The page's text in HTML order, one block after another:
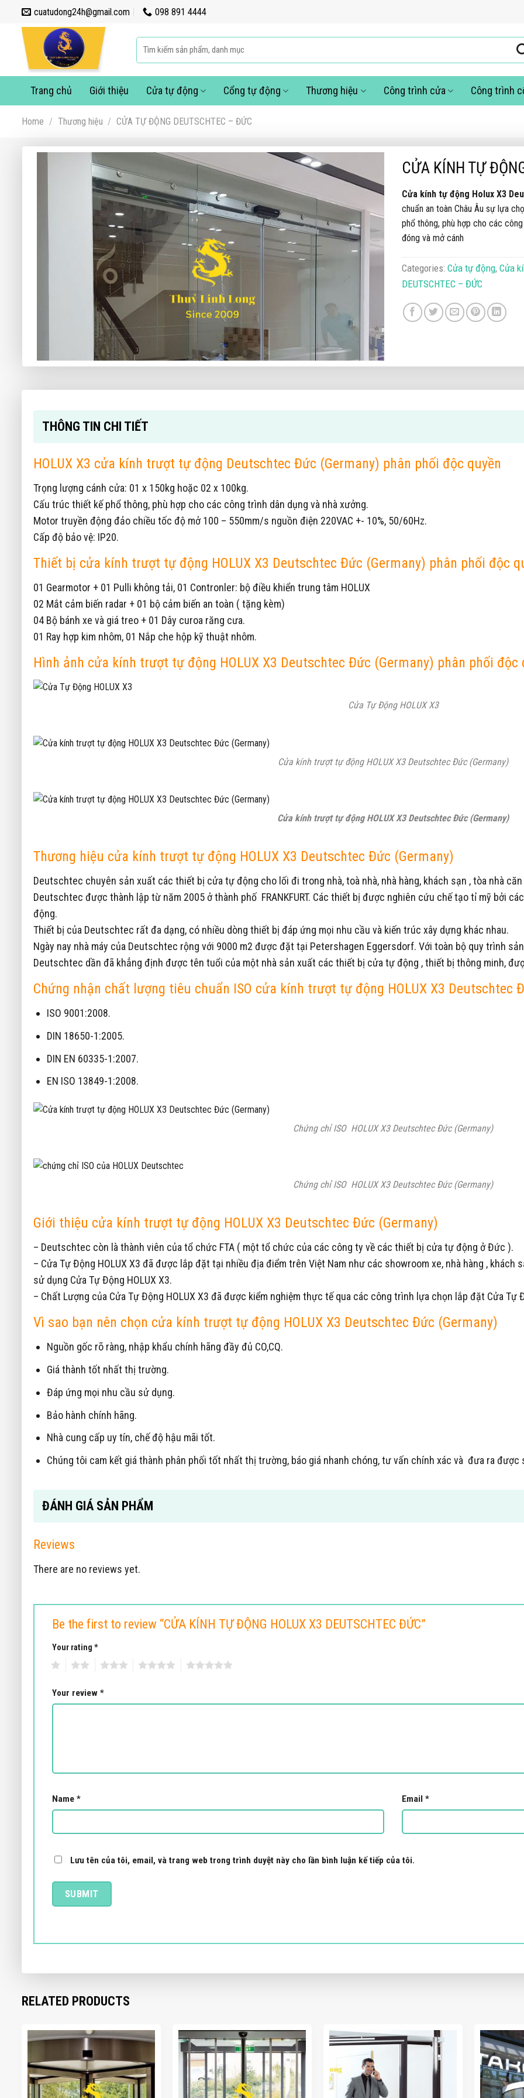
content
cuatudong24h@gmail.com 098 891 4444
Search
for:
Trang chủ Giới thiệu Cửa tự động Cổng tự động Thương hiệu Công trình cửa Công trình
Home / Thương hiệu / CỬA TỰ ĐỘNG DEUTSCHTEC – ĐỨC
CỬA KÍNH TỰ
Cửa kính tự động Holux X3
chuẩn an toàn Châu Âu sự lựa
phổ thông, phù hợp cho các
đóng và mở cánh
Categories: Cửa tự động, Cửa
DEUTSCHTEC – ĐỨC
THÔNG TIN CHI TIẾT
HOLUX X3 cửa kính trượt tự động Deutschtec Đức (Germany) phân phối độc quyền
Trọng lượng cánh cửa: 01 x 150kg hoặc 02 x 100kg.
Cấu trúc thiết kế phổ thông, phù hợp cho các công trình dân dụng và nhà xưởng.
Motor truyền động đảo chiều tốc độ mở 100 – 550mm/s nguồn điện 220VAC +- 10%, 50/60Hz.
Cấp độ bảo vệ: IP20.
Thiết bị cửa kính trượt tự động HOLUX X3 Deutschtec Đức (Germany) phân phối độc
01 Gearmotor + 01 Pulli không tải, 01 Contronler: bộ điều khiển trung tâm HOLUX
02 Mắt cảm biến radar + 01 bộ cảm biến an toàn ( tặng kèm)
04 Bộ bánh xe và giá treo + 01 Dây curoa răng cưa.
01 Ray hợp kim nhôm, 01 Nắp che hộp kỹ thuật nhôm.
Hình ảnh cửa kính trượt tự động HOLUX X3 Deutschtec Đức (Germany) phân phối độc
Cửa Tự Động HOLUX X3
Cửa kính trượt tự động HOLUX X3 Deutschtec Đức (Germany)
Cửa kính trượt tự động HOLUX X3 Deutschtec Đức (Germany)
Thương hiệu cửa kính trượt tự động HOLUX X3 Deutschtec Đức (Germany)
Deutschtec chuyên sản xuất các thiết bị cửa tự động cho lối đi trong nhà, toà nhà, nhà hàng, khách sạn , tòa nhà căn
Deutschtec được thành lập từ năm 2005 ở thành phố FRANKFURT. Các thiết bị được nghiên cứu chế tạo tỉ mỹ bởi
động.
Thiết bị của Deutschtec rất đa dạng, có nhiều dòng thiết bị đáp ứng mọi nhu cầu và kiến trúc xây dựng khác nhau.
Ngày nay nhà máy của Deutschtec rộng với 9000 m2 được đặt tại Petershagen Eggersdorf. Với toàn bộ quy trình
Deutschtec dần đã khẳng định được tên tuổi của một nhà sản xuất các thiết bị cửa tự động , thiết bị thông minh,
Chứng nhận chất lượng tiêu chuẩn ISO cửa kính trượt tự động HOLUX X3 Deutschtec
ISO 9001:2008.
DIN 18650-1:2005.
DIN EN 60335-1:2007.
EN ISO 13849-1:2008.
Chứng chỉ ISO HOLUX X3 Deutschtec Đức (Germany)
Chứng chỉ ISO HOLUX X3 Deutschtec Đức (Germany)
Giới thiệu cửa kính trượt tự động HOLUX X3 Deutschtec Đức (Germany)
– Deutschtec còn là thành viên của tổ chức FTA ( một tổ chức của các công ty về các thiết bị cửa tự động ở Đức ).
– Cửa Tự Động HOLUX X3 đã được lắp đặt tại nhiều địa điểm trên Việt Nam như các showroom xe, nhà hàng , khách
sử dụng Cửa Tự Động HOLUX X3.
– Chất Lượng của Cửa Tự Động HOLUX X3 đã được kiểm nghiệm thực tế qua các công trình lựa chọn lắp đặt Cửa Tự
Vì sao bạn nên chọn cửa kính trượt tự động HOLUX X3 Deutschtec Đức (Germany)
Nguồn gốc rõ ràng, nhập khẩu chính hãng đầy đủ CO,CQ.
Giá thành tốt nhất thị trường.
Đáp ứng mọi nhu cầu sử dụng.
Bảo hành chính hãng.
Nhà cung cấp uy tín, chế độ hậu mãi tốt.
Chúng tôi cam kết giá thành phân phối tốt nhất thị trường, báo giá nhanh chóng, tư vấn chính xác và đưa ra
ĐÁNH GIÁ SẢN PHẨM
Reviews
There are no reviews yet.
Be the first to review “CỬA KÍNH TỰ ĐỘNG HOLUX X3 DEUTSCHTEC ĐỨC”
Your rating *
Your review *
Name * Email *
Lưu tên của tôi, email, và trang web trong trình duyệt này cho lần bình luận kế tiếp của tôi.
RELATED PRODUCTS